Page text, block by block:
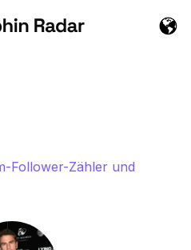
Follower-Zähler und